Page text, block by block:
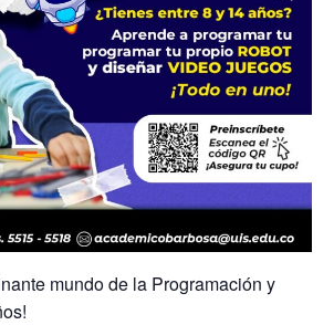
mundo de la Programación y